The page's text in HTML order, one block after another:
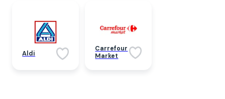
Aldi
Carrefour
Market